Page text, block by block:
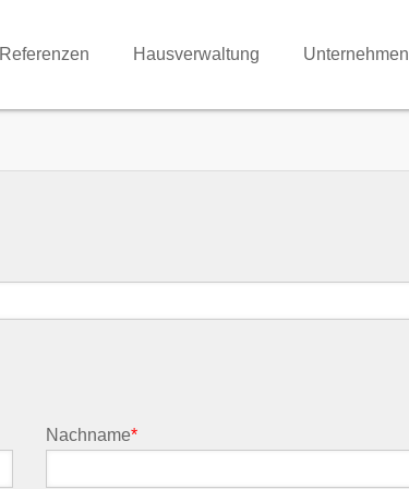
Referenzen Hausverwaltung Unternehmen
Nachname*